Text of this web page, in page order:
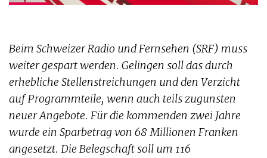
Beim Schweizer Radio und Fernsehen (SRF) muss
weiter gespart werden. Gelingen soll das durch
erhebliche Stellenstreichungen und den Verzicht
auf Programmteile, wenn auch teils zugunsten
neuer Angebote. Für die kommenden zwei Jahre
wurde ein Sparbetrag von 68 Millionen Franken
angesetzt. Die Belegschaft soll um 116